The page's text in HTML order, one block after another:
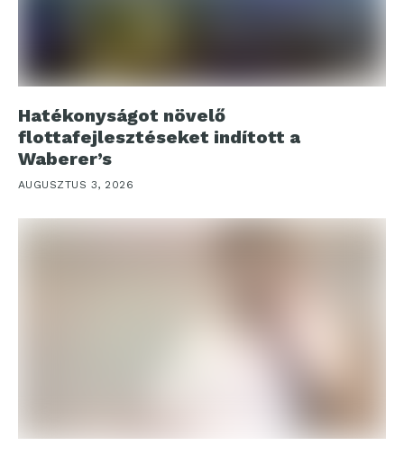
Hatékonyságot növelő
flottafejlesztéseket indított a
Waberer’s
AUGUSZTUS 3, 2026